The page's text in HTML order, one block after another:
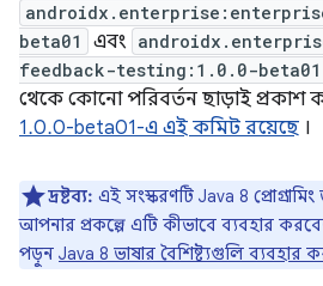
beta01
এবং
feedback-testing:1.0.0-beta01
থেকে কোনো পরিবর্তন ছাড়াই প্রকাশ
1.0.0-beta01-এ এই কমিট রয়েছে ।
দ্রষ্টব্য: এই সংস্করণটি Java 8
আপনার প্রকল্পে এটি কীভাবে ব্যবহার
পড়ুন Java 8 ভাষার বৈশিষ্ট্যগুলি ব্যবহার